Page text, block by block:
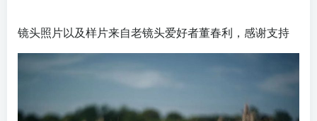
镜头照片以及样片来自老镜头爱好者董春利，感谢支持